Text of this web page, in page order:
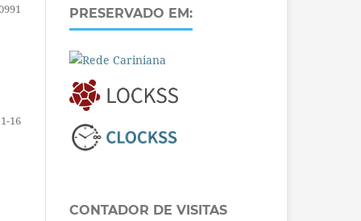
1-16
PRESERVADO EM:
CONTADOR DE VISITAS